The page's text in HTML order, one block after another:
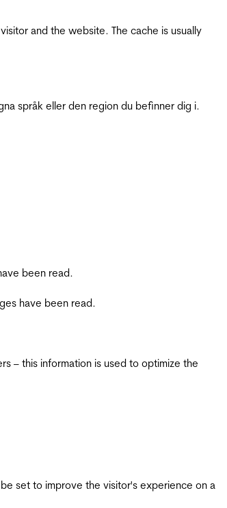
and the website. The cache is usually
språk eller den region du befinner dig i.
been read.
have been read.
– this information is used to optimize the
set to improve the visitor's experience on a